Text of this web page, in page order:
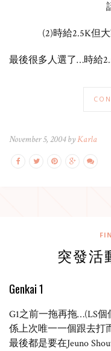
(2)時給2.5K但
最後很多人選了…時給
November 5, 2004 byKarla
突發活
Genkai 1
G1之前一拖再拖…(LS個
係上次唯一一個跟去打
最後都是要在Jeuno